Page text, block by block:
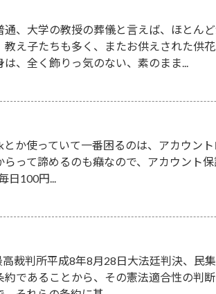
、大学の教授の葬儀と言えば、ほとん
え子たちも多く、またお供えされた供
、全く飾りっ気のない、素のまま...
か使っていて一番困るのは、アカウン
って諦めるのも癪なので、アカウント
100円...
裁判所平成8年8月28日大法廷判決、民
であることから、その憲法適合性の判